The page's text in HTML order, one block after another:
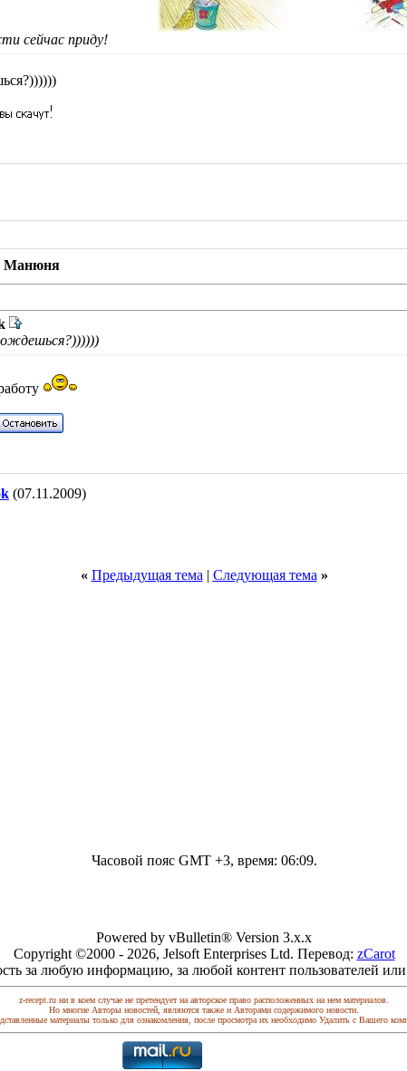
сейчас приду!
Манюня
(07.11.2009)
« Предыдущая тема | Следующая тема »
Часовой пояс GMT +3, время: 06:09.
Powered by vBulletin® Version 3.x.x
Copyright ©2000 - 2026, Jelsoft Enterprises Ltd. Перевод: zCarot
за любую информацию, за любой контент пользователей
z-recept.ru ни в коем случае не претендует на авторское право расположенных на нем материалов.
Но многие Авторы новостей, являются также и Авторами содержимого новости.
материалы только для ознакомления, после просмотра их необходимо Удалить с Вашего